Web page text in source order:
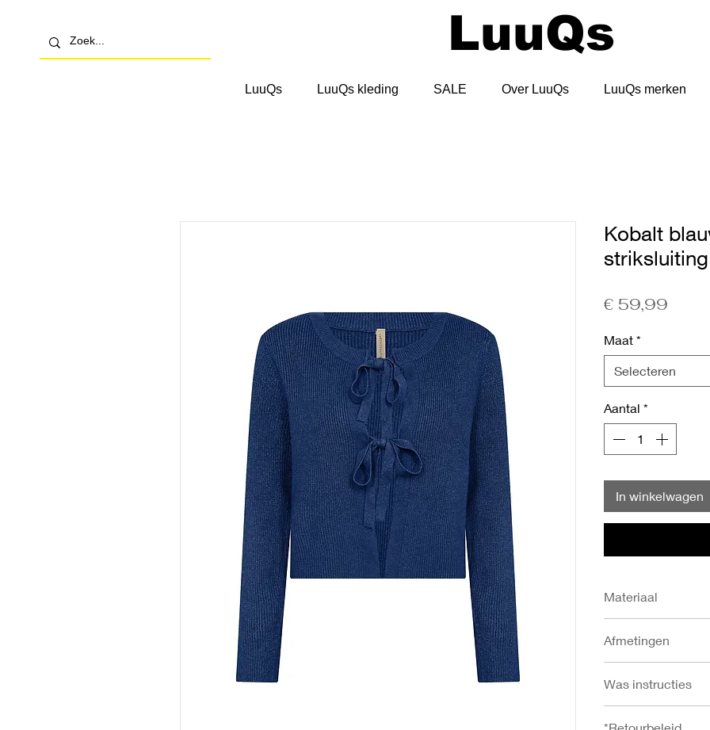
LuuQs
LuuQs LuuQs kleding SALE Over LuuQs LuuQs merken
Kobalt
€ 59,99
Maat *
Selecteren
Aantal *
In winkelwagen
Materiaal
- 27% Polyester
- 23% Nylon
Afmetingen
- Borstomvang in
118
Was instructies